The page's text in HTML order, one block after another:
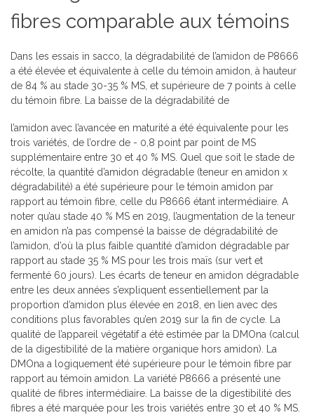
fibres comparable aux témoins
Dans les essais in sacco, la dégradabilité de l’amidon de P8666
a été élevée et équivalente à celle du témoin amidon, à hauteur
de 84 % au stade 30-35 % MS, et supérieure de 7 points à celle
du témoin fibre. La baisse de la dégradabilité de
l’amidon avec l’avancée en maturité a été équivalente pour les
trois variétés, de l’ordre de - 0,8 point par point de MS
supplémentaire entre 30 et 40 % MS. Quel que soit le stade de
récolte, la quantité d’amidon dégradable (teneur en amidon x
dégradabilité) a été supérieure pour le témoin amidon par
rapport au témoin fibre, celle du P8666 étant intermédiaire. A
noter qu’au stade 40 % MS en 2019, l’augmentation de la teneur
en amidon n’a pas compensé la baisse de dégradabilité de
l’amidon, d’où la plus faible quantité d’amidon dégradable par
rapport au stade 35 % MS pour les trois maïs (sur vert et
fermenté 60 jours). Les écarts de teneur en amidon dégradable
entre les deux années s’expliquent essentiellement par la
proportion d’amidon plus élevée en 2018, en lien avec des
conditions plus favorables qu’en 2019 sur la fin de cycle. La
qualité de l’appareil végétatif a été estimée par la DMOna (calcul
de la digestibilité de la matière organique hors amidon). La
DMOna a logiquement été supérieure pour le témoin fibre par
rapport au témoin amidon. La variété P8666 a présenté une
qualité de fibres intermédiaire. La baisse de la digestibilité des
fibres a été marquée pour les trois variétés entre 30 et 40 % MS.